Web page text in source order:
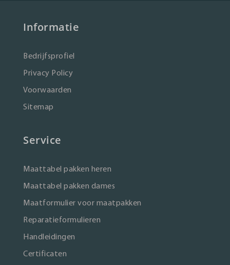
Informatie
Bedrijfsprofiel
Privacy Policy
Voorwaarden
Sitemap
Service
Maattabel pakken heren
Maattabel pakken dames
Maatformulier voor maatpakken
Reparatieformulieren
Handleidingen
Certificaten